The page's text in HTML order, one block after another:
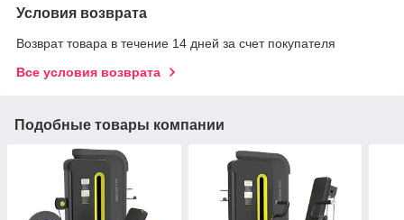
Условия возврата
Возврат товара в течение 14 дней за счет покупателя
Все условия возврата
Подобные товары компании